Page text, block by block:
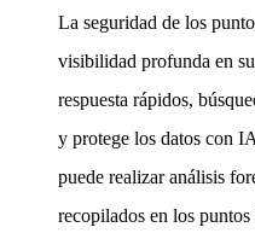
La seguridad de los
visibilidad profunda en
respuesta rápidos,
y protege los datos con
puede realizar análisis
recopilados en los puntos